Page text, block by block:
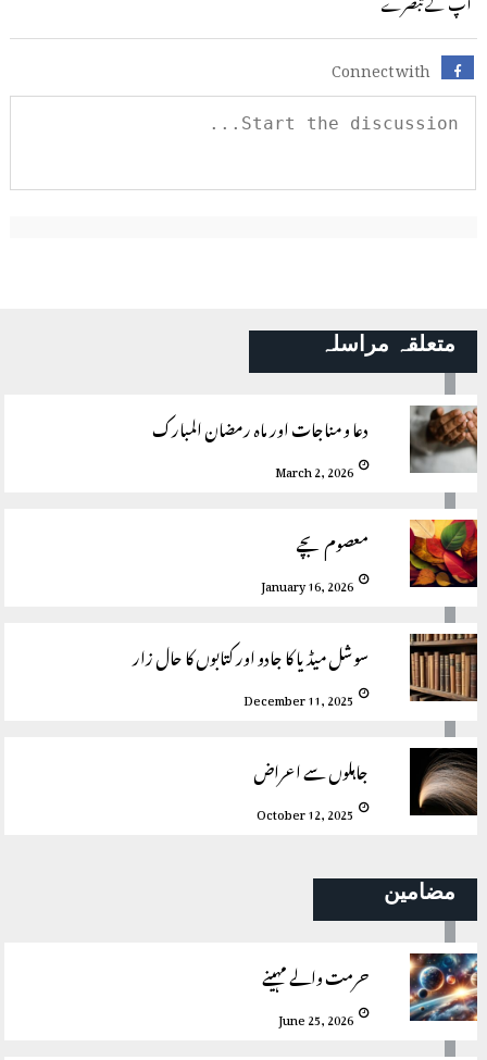
Connect with
متعلقہ مراسلہ
دعا و مناجات اور ماہ رمضان المبارک
March 2, 2026
معصوم بچے
January 16, 2026
سوشل میڈیا کا جادو اور کتابوں کا حال زار
December 11, 2025
جاہلوں سے اعراض
October 12, 2025
مضامین
حرمت والے مہینے
June 25, 2026